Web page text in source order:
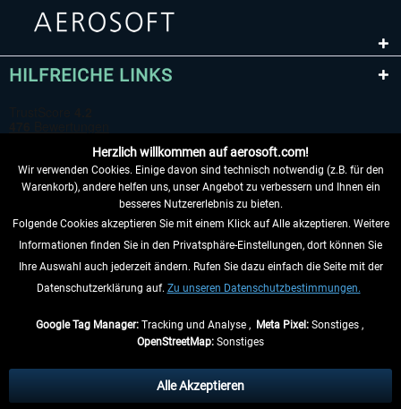
HILFREICHE LINKS
VERTRAG WIDERRUFEN
INFORMATIONEN
anders beschrieben.
** Gilt für Lieferungen innerhalb Deutschlands, Lieferzeiten für andere Länder
Herzlich willkommen auf aerosoft.com!
Wir verwenden Cookies. Einige davon sind technisch notwendig (z.B. für den
Warenkorb), andere helfen uns, unser Angebot zu verbessern und Ihnen ein
besseres Nutzererlebnis zu bieten.
Folgende Cookies akzeptieren Sie mit einem Klick auf Alle akzeptieren. Weitere
Informationen finden Sie in den Privatsphäre-Einstellungen, dort können Sie
Ihre Auswahl auch jederzeit ändern. Rufen Sie dazu einfach die Seite mit der
Datenschutzerklärung auf. Zu unseren Datenschutzbestimmungen.
Google Tag Manager:Tracking und Analyse , Meta Pixel:Sonstiges ,
OpenStreetMap: Sonstiges
Alle Akzeptieren